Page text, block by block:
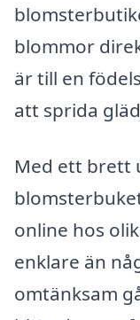
blommor
är till en
att sprida
Med ett brett
online hos
enklare än
omtänksam